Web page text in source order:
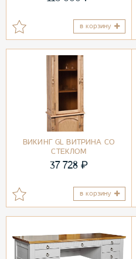
в корзину
ВИКИНГ GL ВИТРИНА СО
СТЕКЛОМ
37 728 ₽
в корзину